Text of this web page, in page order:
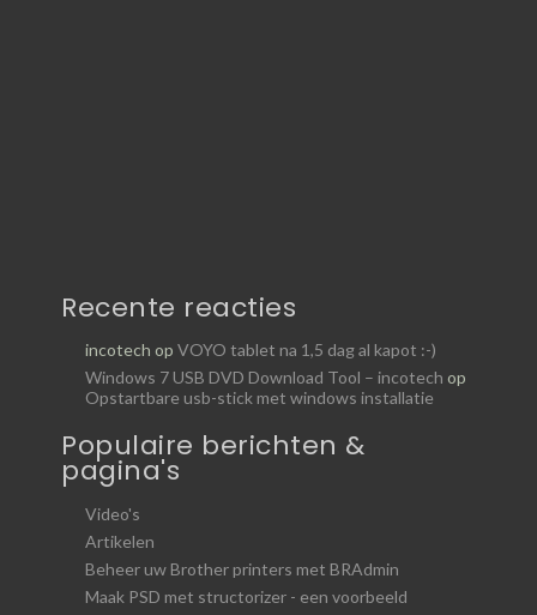
Recente reacties
incotech op VOYO tablet na 1,5 dag al kapot :-)
Windows 7 USB DVD Download Tool – incotech op
Opstartbare usb-stick met windows installatie
Populaire berichten &
pagina's
Video's
Artikelen
Beheer uw Brother printers met BRAdmin
Maak PSD met structorizer - een voorbeeld